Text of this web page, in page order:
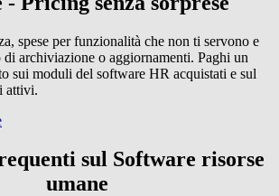
spese per funzionalità che non ti servono e
di archiviazione o aggiornamenti. Paghi un
sui moduli del software HR acquistati e sul
attivi.
sul Software risorse
umane